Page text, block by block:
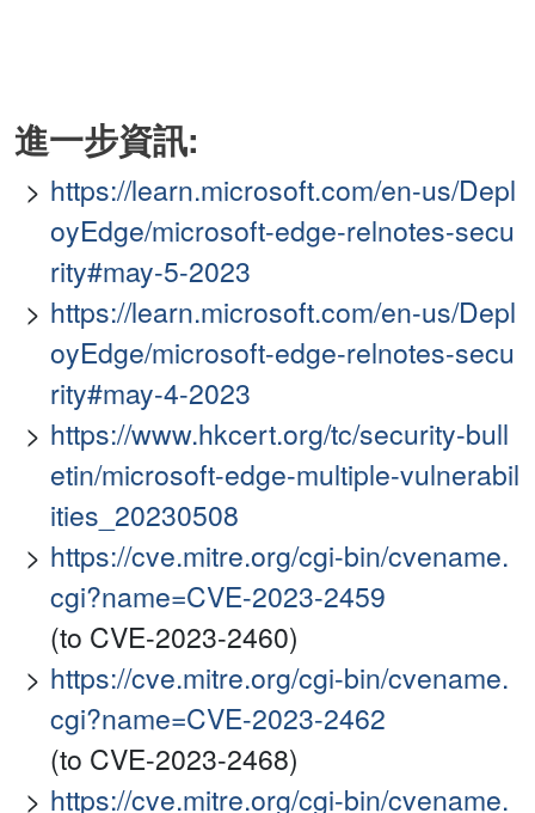
進一步資訊:
https://learn.microsoft.com/en-us/Depl
oyEdge/microsoft-edge-relnotes-secu
rity#may-5-2023
https://learn.microsoft.com/en-us/Depl
oyEdge/microsoft-edge-relnotes-secu
rity#may-4-2023
https://www.hkcert.org/tc/security-bull
etin/microsoft-edge-multiple-vulnerabil
ities_20230508
https://cve.mitre.org/cgi-bin/cvename.
cgi?name=CVE-2023-2459
(to CVE-2023-2460)
https://cve.mitre.org/cgi-bin/cvename.
cgi?name=CVE-2023-2462
(to CVE-2023-2468)
https://cve.mitre.org/cgi-bin/cvename.